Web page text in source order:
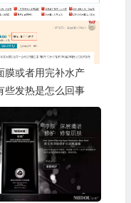
膜或者用完补水产
些发热是怎么回事